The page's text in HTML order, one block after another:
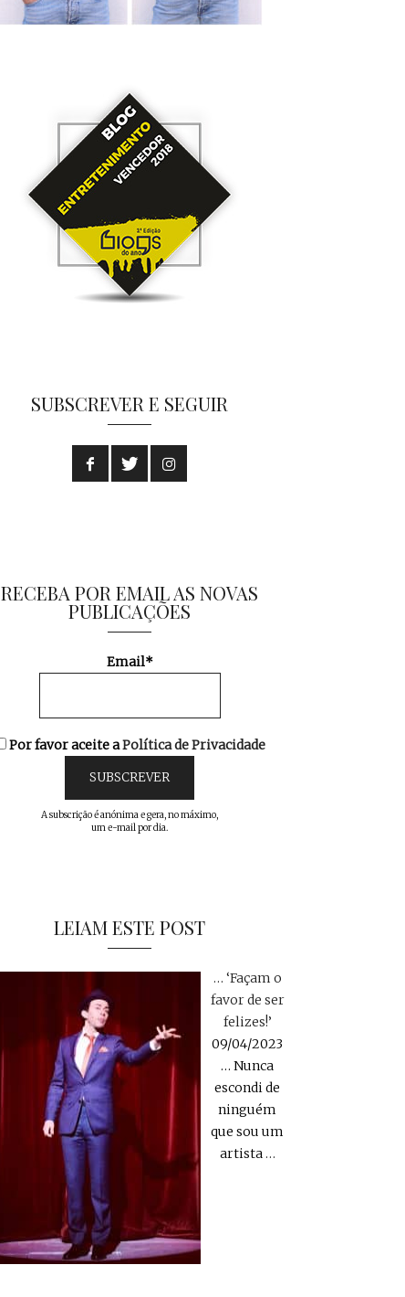
SUBSCREVER E SEGUIR
RECEBA POR EMAIL AS NOVAS
PUBLICAÇÕES
Email*
Por favor aceite aPolítica de Privacidade
A subscrição é anónima e gera, no máximo,
um e-mail por dia.
LEIAM ESTE POST
… ‘Façam o
favor de ser
felizes!’
09/04/2023
… Nunca
escondi de
ninguém
que sou um
artista…